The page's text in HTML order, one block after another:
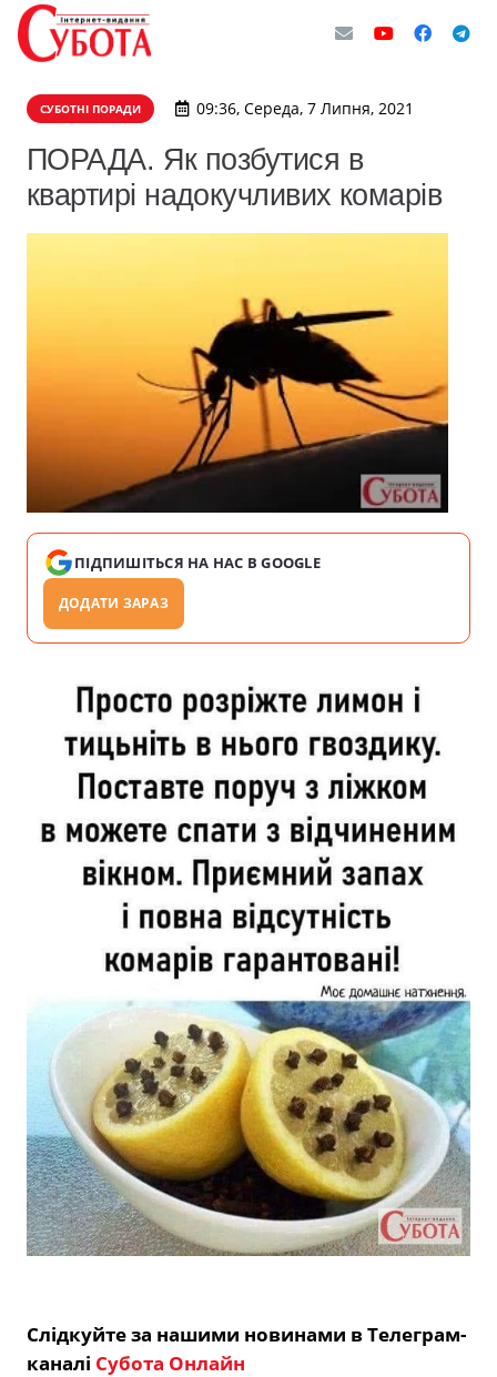
СУБОТНІ ПОРАДИ 09:36, Середа, 7 Липня, 2021
ПОРАДА. Як позбутися в
квартирі надокучливих комарів
ПІДПИШІТЬСЯ НА НАС В GOOGLE
ДОДАТИ ЗАРАЗ
Слідкуйте за нашими новинами в Телеграм-
каналі Субота Онлайн